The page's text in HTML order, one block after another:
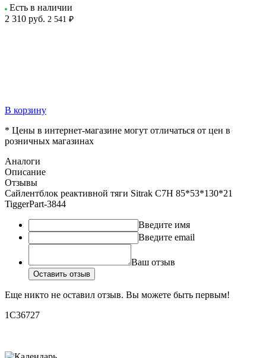
Есть в наличии
2 310 руб. 2 541 ₽
В корзину
* Цены в интернет-магазине могут отличаться от цен в
розничных магазинах
Аналоги
Описание
Отзывы
Сайлентблок реактивной тяги Sitrak C7H 85*53*130*21
TiggerPart-3844
Введите имя
Введите email
Ваш отзыв
Оставить отзыв
Еще никто не оставил отзыв. Вы можете быть первым!
1С36727